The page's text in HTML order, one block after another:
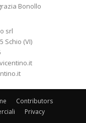
Bonollo
srl
Schio (VI)
Contributors
Privacy